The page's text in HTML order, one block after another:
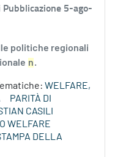
Pubblicazione 5-ago-
politiche regionali
n.
WELFARE,
PARITÀ DI
CASILI
WELFARE
DELLA